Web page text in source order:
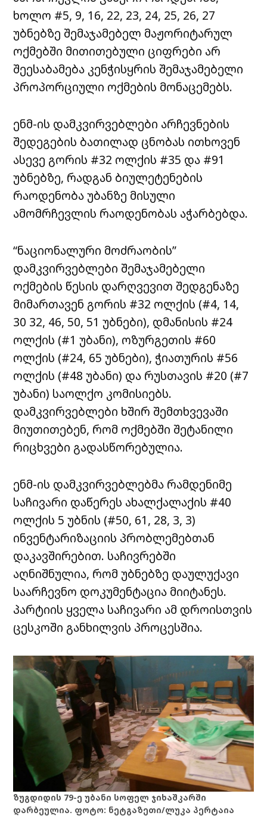
ხოლო #5, 9, 16, 22, 23, 24, 25, 26, 27
უბნებზე შემაჯამებელ მაჟორიტარულ
ოქმებში მითითებული ციფრები არ
შეესაბამება კენჭისყრის შემაჯამებელი
პროპორციული ოქმების მონაცემებს.
ენმ-ის დამკვირვებლები არჩევნების
შედეგების ბათილად ცნობას ითხოვენ
ასევე გორის #32 ოლქის #35 და #91
უბნებზე, რადგან ბიულეტენების
რაოდენობა უბანზე მისული
ამომრჩევლის რაოდენობას აჭარბებდა.
“ნაციონალური მოძრაობის”
დამკვირვებლები შემაჯამებელი
ოქმების წესის დარღვევით შედგენაზე
მიმართავენ გორის #32 ოლქის (#4, 14,
30 32, 46, 50, 51 უბნები), დმანისის #24
ოლქის (#1 უბანი), ოზურგეთის #60
ოლქის (#24, 65 უბნები), ჭიათურის #56
ოლქის (#48 უბანი) და რუსთავის #20 (#7
უბანი) საოლქო კომისიებს.
დამკვირვებლები ხშირ შემთხვევაში
მიუთითებენ, რომ ოქმებში შეტანილი
რიცხვები გადასწორებულია.
ენმ-ის დამკვირვებლებმა რამდენიმე
საჩივარი დაწერეს ახალქალაქის #40
ოლქის 5 უბნის (#50, 61, 28, 3, 3)
ინვენტარიზაციის პრობლემებთან
დაკავშირებით. საჩივრებში
აღნიშნულია, რომ უბნებზე დაულუქავი
საარჩევნო დოკუმენტაცია მიიტანეს.
პარტიის ყველა საჩივარი ამ დროისთვის
ცესკოში განხილვის პროცესშია.
ზუგდიდის 79-ე უბანი სოფელ ჯიხაშკარში
დარბეულია. ფოტო: ნეტგაზეთი/ლუკა პერტაია